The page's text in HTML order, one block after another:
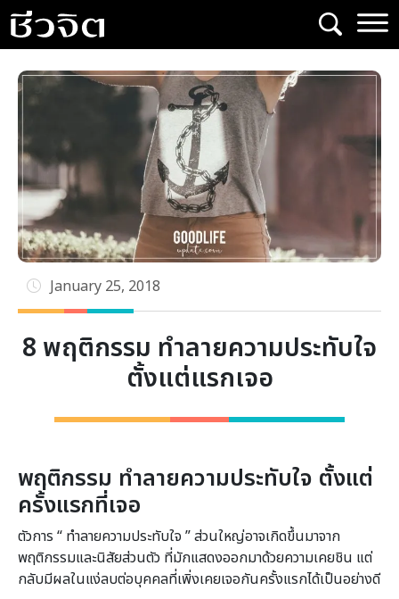
Skip
to
content
January 25, 2018
8 พฤติกรรม ทำลายความประทับใจ
ตั้งแต่แรกเจอ
พฤติกรรม ทำลายความประทับใจ ตั้งแต่
ครั้งแรกที่เจอ
ตัวการ “ ทำลายความประทับใจ ” ส่วนใหญ่อาจเกิดขึ้นมาจาก
พฤติกรรมและนิสัยส่วนตัว ที่มักแสดงออกมาด้วยความเคยชิน แต่
กลับมีผลในแง่ลบต่อบุคคลที่เพิ่งเคยเจอกันครั้งแรกได้เป็นอย่างดี